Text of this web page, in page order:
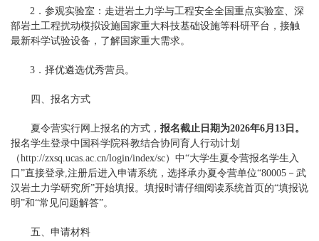
2． 参观实验室： 走进岩土力学与工程安全全国重点实验室、深
部岩土工程扰动模拟设施国家重大科技基础设施等科研平台，接触
最新科学试验设备，了解国家重大需求。
3． 择优遴选优秀营员。
四、报名方式
夏令营实行网上报名的方式， 报名截止日期为2026年6月13日。
报名学生登录中国科学院科教结合协同育人行动计划
（http://zxsq.ucas.ac.cn/login/index/sc）中“大学生夏令营报名学生入
口”直接登录,注册后进入申请系统，选择承办夏令营单位“80005－武
汉岩土力学研究所”开始填报。填报时请仔细阅读系统首页的“填报说
明”和“常见问题解答”。
五、申请材料